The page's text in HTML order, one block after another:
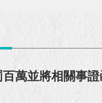
萬並將相關事